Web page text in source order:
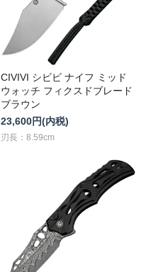
CIVIVI シビビ ナイフ ミッド
ウォッチ フィクスドブレード
ブラウン
23,600円(内税)
刃長：8.59cm